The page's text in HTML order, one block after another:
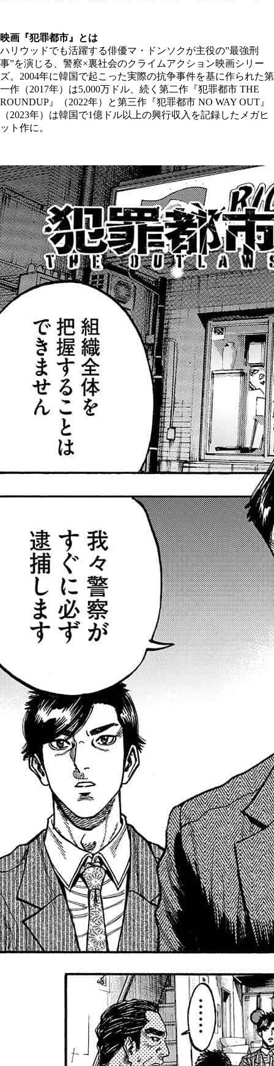
映画『犯罪都市』とは
ハリウッドでも活躍する俳優マ・ドンソクが主役の”最強刑
事”を演じる、警察×裏社会のクライムアクション映画シリー
ズ。2004年に韓国で起こった実際の抗争事件を基に作られた第
一作（2017年）は5,000万ドル、続く第二作『犯罪都市 THE
ROUNDUP』（2022年）と第三作『犯罪都市 NO WAY OUT』
（2023年）は韓国で1億ドル以上の興行収入を記録したメガヒ
ット作に。